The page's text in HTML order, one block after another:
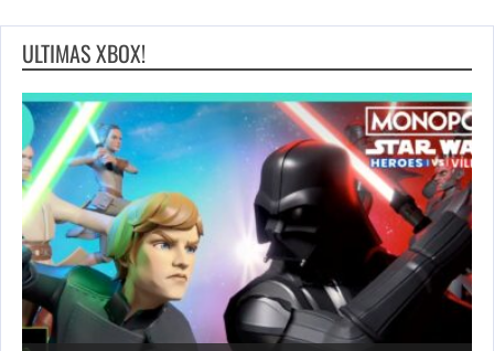
ULTIMAS XBOX!